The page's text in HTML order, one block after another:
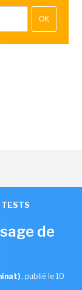
OK
de
, publié le 10